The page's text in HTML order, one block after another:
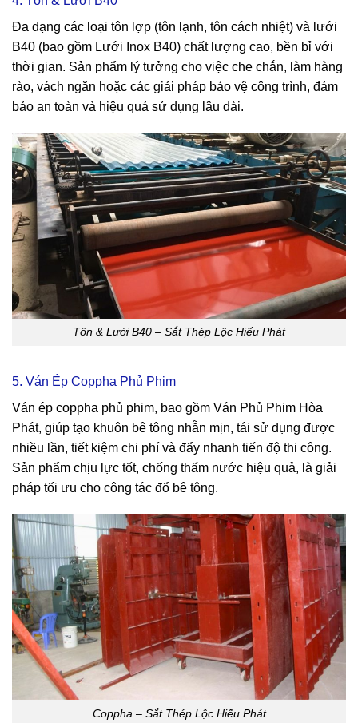
Đa dạng các loại tôn lợp (tôn lạnh, tôn cách nhiệt) và lưới
B40 (bao gồm Lưới Inox B40) chất lượng cao, bền bỉ với
thời gian. Sản phẩm lý tưởng cho việc che chắn, làm hàng
rào, vách ngăn hoặc các giải pháp bảo vệ công trình, đảm
bảo an toàn và hiệu quả sử dụng lâu dài.
Tôn & Lưới B40 – Sắt Thép Lộc Hiếu Phát
5. Ván Ép Coppha Phủ Phim
Ván ép coppha phủ phim, bao gồm Ván Phủ Phim Hòa
Phát, giúp tạo khuôn bê tông nhẵn mịn, tái sử dụng được
nhiều lần, tiết kiệm chi phí và đẩy nhanh tiến độ thi công.
Sản phẩm chịu lực tốt, chống thấm nước hiệu quả, là giải
pháp tối ưu cho công tác đổ bê tông.
Coppha – Sắt Thép Lộc Hiếu Phát